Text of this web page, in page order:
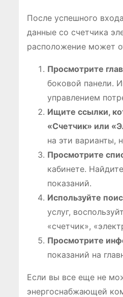
После успешного
данные со счетчика
расположение может
Просмотрите
боковой панели.
управлением
Ищите ссылки,
«Счетчик» или
на эти варианты,
Просмотрите
кабинете.
показаний.
Используйте
услуг,
«счетчик»,
Просмотрите
показаний на
Если вы все еще не
энергоснабжающей